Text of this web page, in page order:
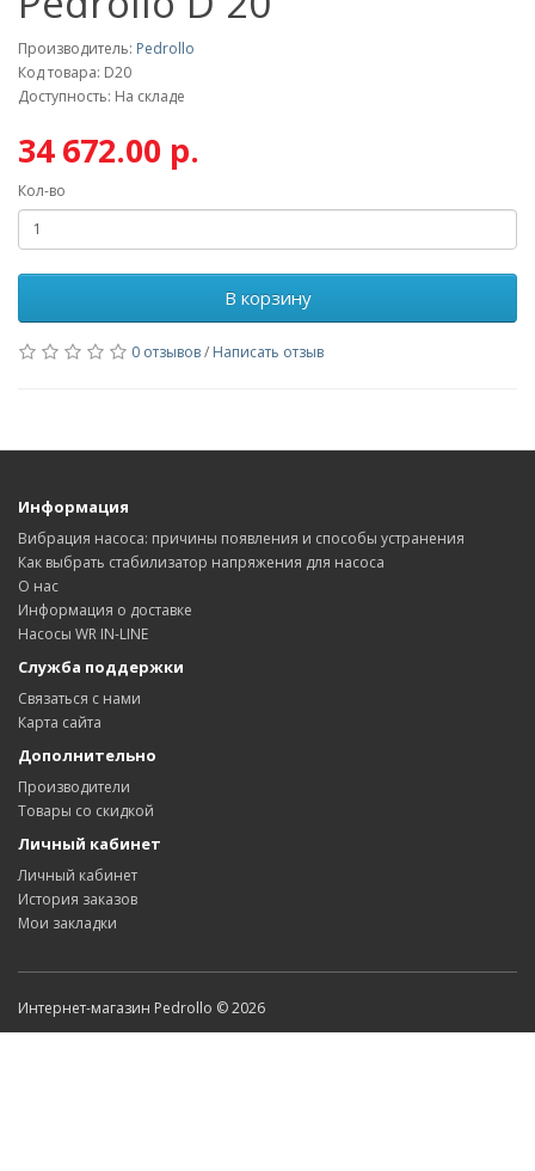
Производитель: Pedrollo
Код товара: D20
Доступность: На складе
34 672.00 р.
Кол-во
В корзину
0 отзывов/ Написать отзыв
Информация
Вибрация насоса: причины появления и способы устранения
Как выбрать стабилизатор напряжения для насоса
О нас
Информация о доставке
Насосы WR IN-LINE
Служба поддержки
Связаться с нами
Карта сайта
Дополнительно
Производители
Товары со скидкой
Личный кабинет
Личный кабинет
История заказов
Мои закладки
Интернет-магазин Pedrollo © 2026